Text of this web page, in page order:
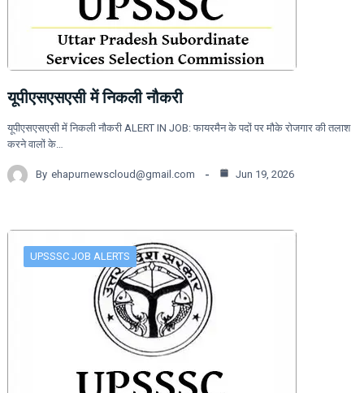
यूपीएसएसएसी में निकली नौकरी
यूपीएसएसएसी में निकली नौकरी ALERT IN JOB: फायरमैन के पदों पर मौके रोजगार की तलाश
करने वालों के…
By ehapurnewscloud@gmail.com Jun 19, 2026
UPSSSC JOB ALERTS